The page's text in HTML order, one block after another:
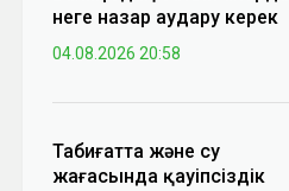
неге назар аудару керек
04.08.2026 20:58
Табиғатта және су
жағасында қауіпсіздік